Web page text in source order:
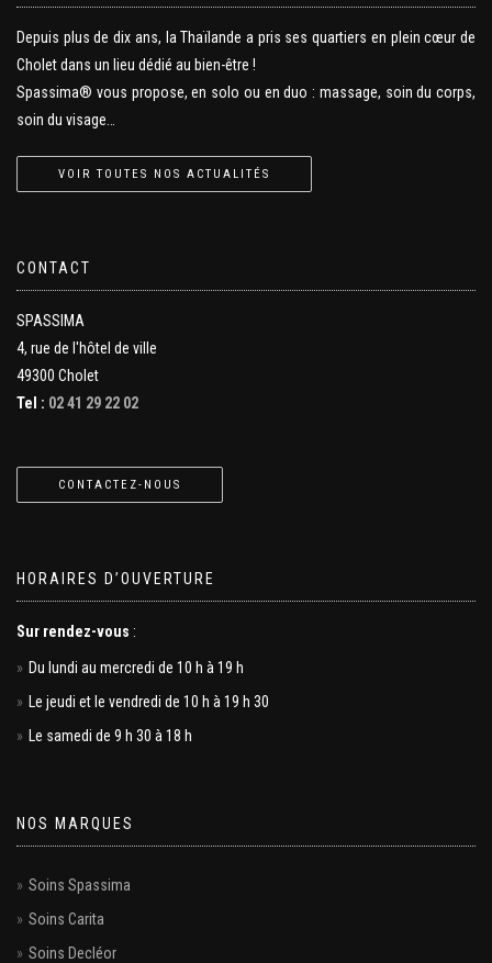
Depuis plus de dix ans, la Thaïlande a pris ses quartiers en plein cœur de
Cholet dans un lieu dédié au bien-être !
Spassima® vous propose, en solo ou en duo : massage, soin du corps,
soin du visage…
VOIR TOUTES NOS ACTUALITÉS
CONTACT
SPASSIMA
4, rue de l'hôtel de ville
49300 Cholet
Tel : 02 41 29 22 02
CONTACTEZ-NOUS
HORAIRES D’OUVERTURE
Sur rendez-vous :
Du lundi au mercredi de 10 h à 19 h
Le jeudi et le vendredi de 10 h à 19 h 30
Le samedi de 9 h 30 à 18 h
NOS MARQUES
Soins Spassima
Soins Carita
Soins Decléor